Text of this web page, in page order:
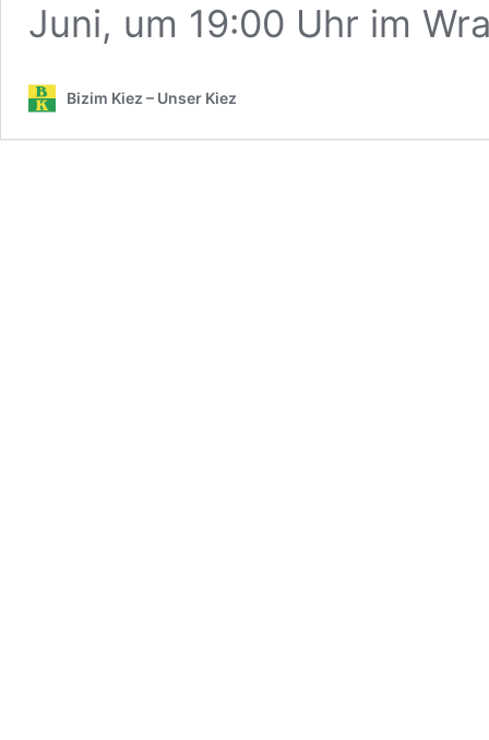
Juni, um 19:00 Uhr im
Bizim Kiez – Unser Kiez